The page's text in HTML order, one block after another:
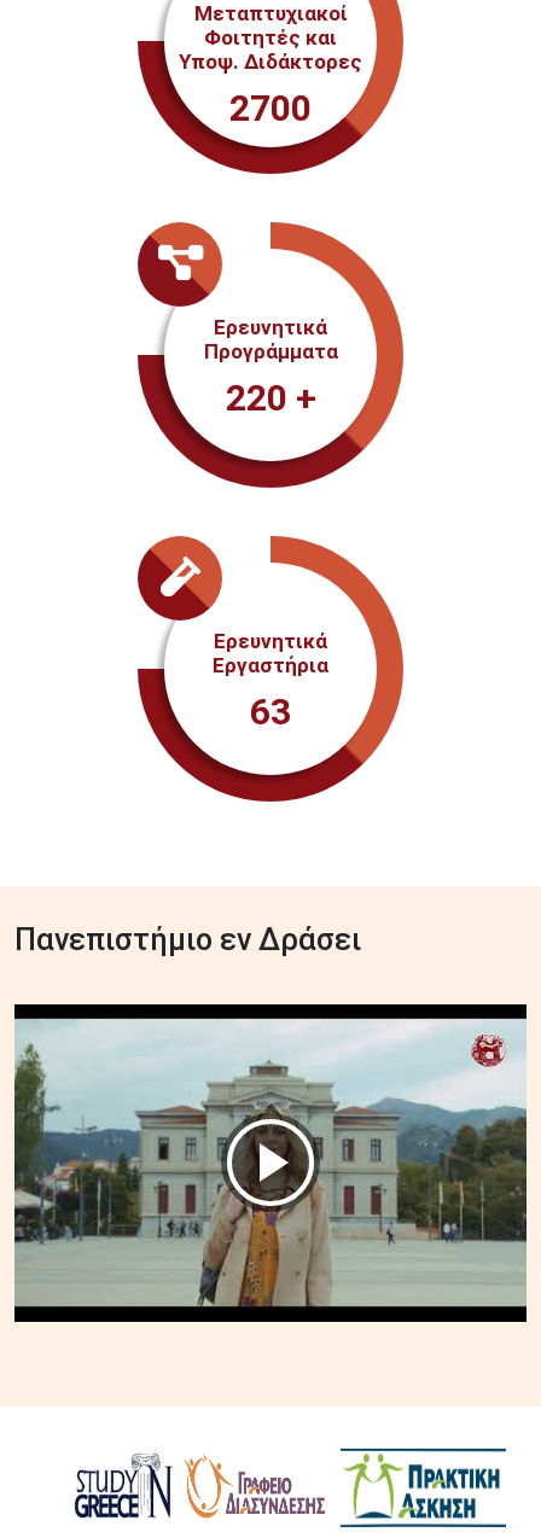
Μεταπτυχιακοί
Φοιτητές και
Υποψ. Διδάκτορες
2700
Ερευνητικά
Προγράμματα
220 +
Ερευνητικά
Εργαστήρια
63
Πανεπιστήμιο εν Δράσει